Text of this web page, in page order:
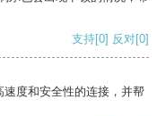
支持[0] 反对[0]
度和安全性的连接，并帮